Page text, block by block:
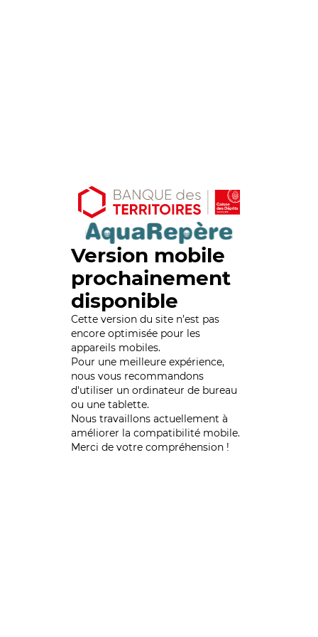
Version mobile
prochainement
disponible
Cette version du site n’est pas
encore optimisée pour les
appareils mobiles.
Pour une meilleure expérience,
nous vous recommandons
d'utiliser un ordinateur de bureau
ou une tablette.
Nous travaillons actuellement à
améliorer la compatibilité mobile.
Merci de votre compréhension !